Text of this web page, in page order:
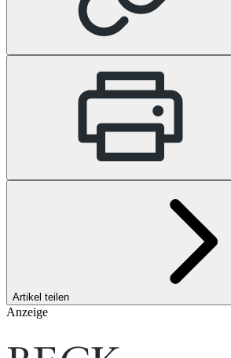
Artikel teilen
Anzeige